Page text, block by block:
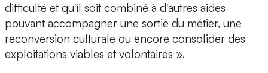
difficulté et qu'il soit combiné à d'autres aides
pouvant accompagner une sortie du métier, une
reconversion culturale ou encore consolider des
exploitations viables et volontaires ».